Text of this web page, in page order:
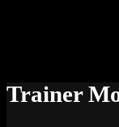
Trainer